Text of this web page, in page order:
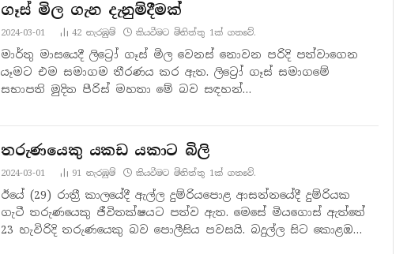
ගෑස් මිල ගැන දැනුම්දීමක්
2024-03-01 42නැරඹු​ම් කියවීමට මිනිත්තු 1ක් ගතවේ.
මාර්තු මාසයෙදී ලිට්‍රෝ ගෑස් මිල වෙනස් නොවන පරිදි පත්වාගෙන
යෑමට එම සමාගම තීරණය කර ඇත. ලිට්‍රෝ ගෑස් සමාගමේ
සභාපති මුදිත පීරිස් මහතා මේ බව සඳහන්…
තරුණයෙකු යකඩ යකාට බිලි
2024-03-01 91නැරඹු​ම් කියවීමට මිනිත්තු 1ක් ගතවේ.
ඊයේ (29) රාත්‍රී කාලයේදී ඇල්ල දුම්රියපොළ ආසන්නයේදී දුම්රියක
ගැටී තරුණයෙකු ජීවිතක්ෂයට පත්ව ඇත. මෙසේ මියගොස් ඇත්තේ
23 හැවිරිදි තරුණයෙකු බව පොලීසිය පවසයි. බදුල්ල සිට කොළඹ…